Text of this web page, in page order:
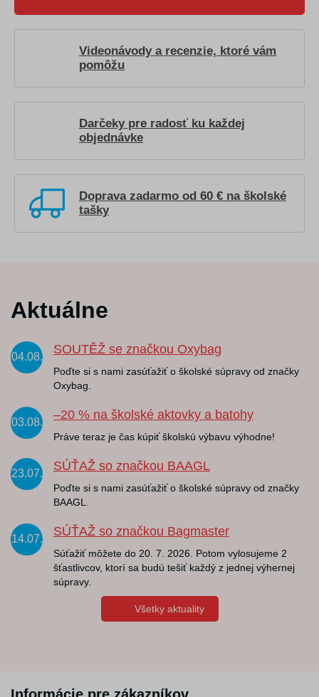
Videonávody a recenzie, ktoré vám
pomôžu
Darčeky pre radosť ku každej
objednávke
Doprava zadarmo od 60 € na školské
tašky
Aktuálne
04.08.
SOUTĚŽ se značkou Oxybag
Poďte si s nami zasúťažiť o školské súpravy od značky
Oxybag.
03.08.
–20 % na školské aktovky a batohy
Práve teraz je čas kúpiť školskú výbavu výhodne!
23.07.
SÚŤAŽ so značkou BAAGL
Poďte si s nami zasúťažiť o školské súpravy od značky
BAAGL.
14.07.
SÚŤAŽ so značkou Bagmaster
Súťažiť môžete do 20. 7. 2026. Potom vylosujeme 2
šťastlivcov, ktorí sa budú tešiť každý z jednej výhernej
súpravy.
Všetky aktuality